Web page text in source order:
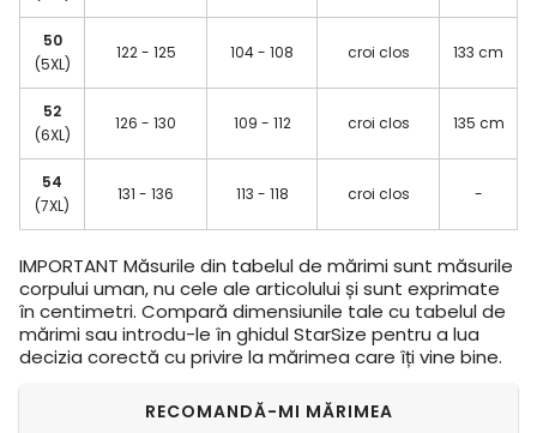
50
(5XL)
122 - 125 104 - 108 croi clos 133 cm
52
(6XL)
126 - 130 109 - 112 croi clos 135 cm
54
(7XL)
131 - 136 113 - 118 croi clos -
IMPORTANT Măsurile din tabelul de mărimi sunt măsurile
corpului uman, nu cele ale articolului și sunt exprimate
în centimetri. Compară dimensiunile tale cu tabelul de
mărimi sau introdu-le în ghidul StarSize pentru a lua
decizia corectă cu privire la mărimea care îți vine bine.
RECOMANDĂ-MI MĂRIMEA